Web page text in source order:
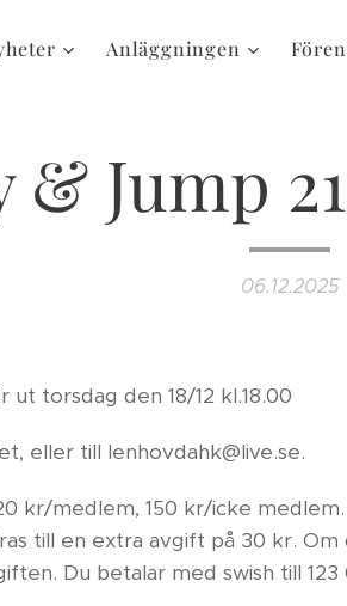
Anläggningen
& Jump
06.12.2025
ut torsdag den 18/12 kl.18.00
eller till lenhovdahk@live.se.
kr/medlem, 150 kr/icke medlem.
till en extra avgift på 30 kr.
Du betalar med swish till 123